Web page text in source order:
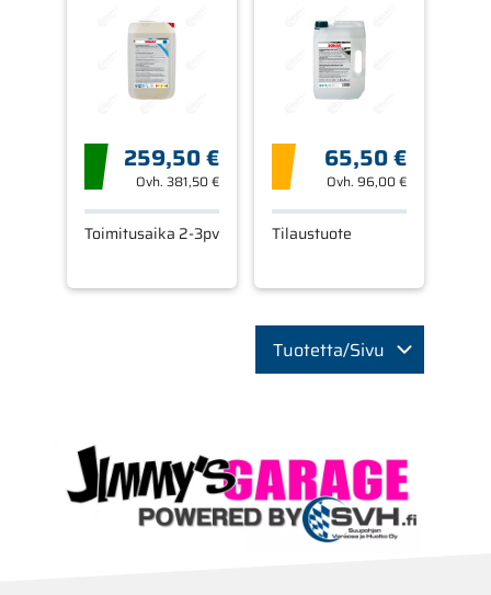
259,50 €
Ovh. 381,50 €
Toimitusaika 2-3pv
65,50 €
Ovh.96,00 €
Tilaustuote
Tuotetta/Sivu